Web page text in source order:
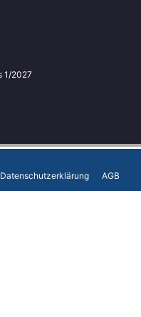
Datenschutzerklärung AGB